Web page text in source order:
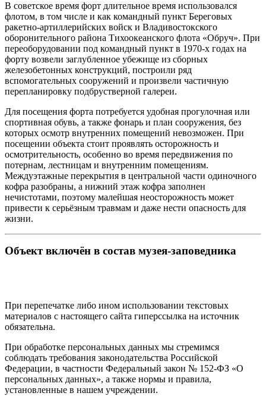
В советское время форт длительное время использовался
флотом, в том числе и как командный пункт Береговых
ракетно-артиллерийских войск и Владивостокского
оборонительного района Тихоокеанского флота «Обруч». При
переоборудовании под командный пункт в 1970-х годах на
форту возвели заглубленное убежище из сборных
железобетонных конструкций, построили ряд
вспомогательных сооружений и произвели частичную
перепланировку подбрустверной галереи.
Для посещения форта потребуется удобная прогулочная или
спортивная обувь, а также фонарь и план сооружения, без
которых осмотр внутренних помещений невозможен. При
посещении объекта стоит проявлять осторожность и
осмотрительность, особенно во время передвижения по
потернам, лестницам и внутренним помещениям.
Междуэтажные перекрытия в центральной части одиночного
кофра разобраны, а нижний этаж кофра заполнен
нечистотами, поэтому малейшая неосторожность может
привести к серьёзным травмам и даже нести опасность для
жизни.
Объект включён в состав музея-заповедника
При перепечатке либо ином использовании текстовых
материалов с настоящего сайта гиперссылка на источник
обязательна.
При обработке персональных данных мы стремимся
соблюдать требования законодательства Российской
Федерации, в частности Федеральный закон № 152-ФЗ «О
персональных данных», а также нормы и правила,
установленные в нашем учреждении.